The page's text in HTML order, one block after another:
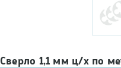
Сверло 1,1 мм ц/х по